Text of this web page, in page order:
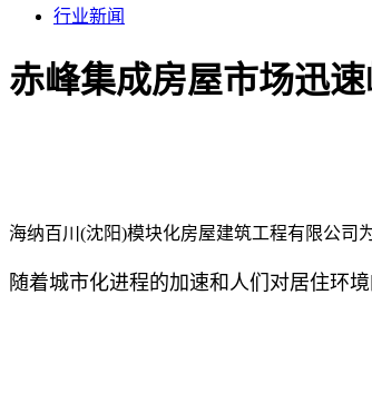
行业新闻
赤峰集成房屋市场迅
海纳百川(沈阳)模块化房屋建筑工程有限公司
随着城市化进程的加速和人们对居住环